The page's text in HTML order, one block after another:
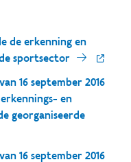
de erkenning en
sportsector
16 september 2016
en
georganiseerde
16 september 2016